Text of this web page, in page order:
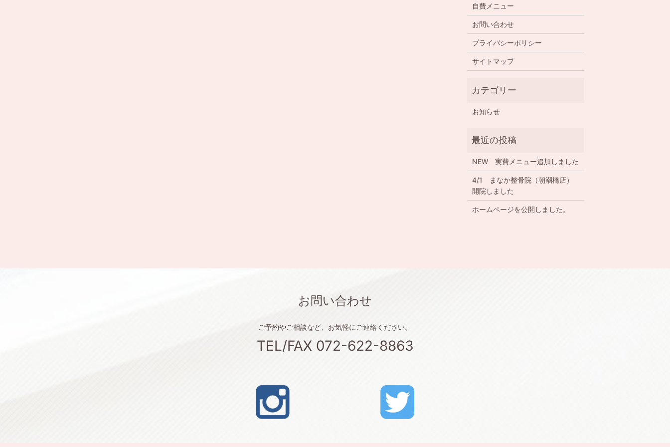
自費メニュー
お問い合わせ
プライバシーポリシー
サイトマップ
お知らせ
NEW 実費メニュー追加しました
4/1 まなか整骨院（朝潮橋店）
開院しました
ホームページを公開しました。
お問い合わせ
ご予約やご相談など、お気軽にご連絡ください。
TEL/FAX 072-622-8863